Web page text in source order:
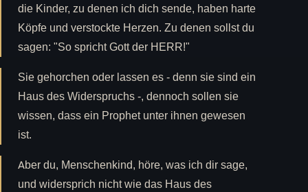
die Kinder, zu denen ich dich sende, haben harte
Köpfe und verstockte Herzen. Zu denen sollst du
sagen: "So spricht Gott der HERR!"
Sie gehorchen oder lassen es - denn sie sind ein
Haus des Widerspruchs -, dennoch sollen sie
wissen, dass ein Prophet unter ihnen gewesen
ist.
Aber du, Menschenkind, höre, was ich dir sage,
und widersprich nicht wie das Haus des